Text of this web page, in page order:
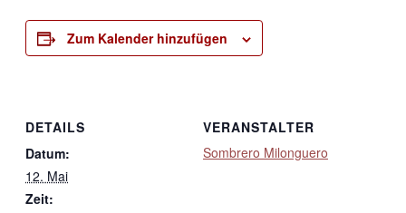
Zum Kalender hinzufügen
DETAILS
Datum:
12. Mai
Zeit:
VERANSTALTER
Sombrero Milonguero